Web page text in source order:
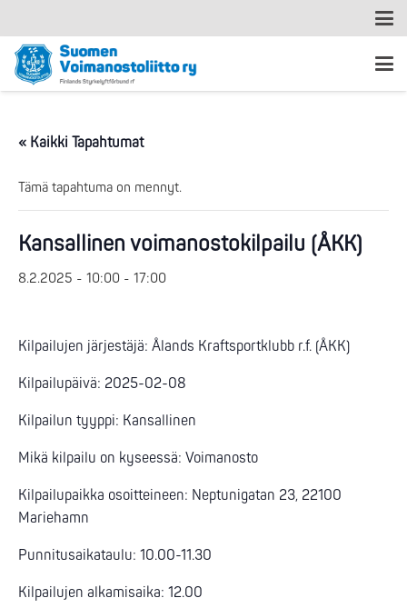
« Kaikki Tapahtumat
Tämä tapahtuma on mennyt.
Kansallinen voimanostokilpailu (ÅKK)
8.2.2025 - 10:00 - 17:00
Kilpailujen järjestäjä: Ålands Kraftsportklubb r.f. (ÅKK)
Kilpailupäivä: 2025-02-08
Kilpailun tyyppi: Kansallinen
Mikä kilpailu on kyseessä: Voimanosto
Kilpailupaikka osoitteineen: Neptunigatan 23, 22100
Mariehamn
Punnitusaikataulu: 10.00-11.30
Kilpailujen alkamisaika: 12.00